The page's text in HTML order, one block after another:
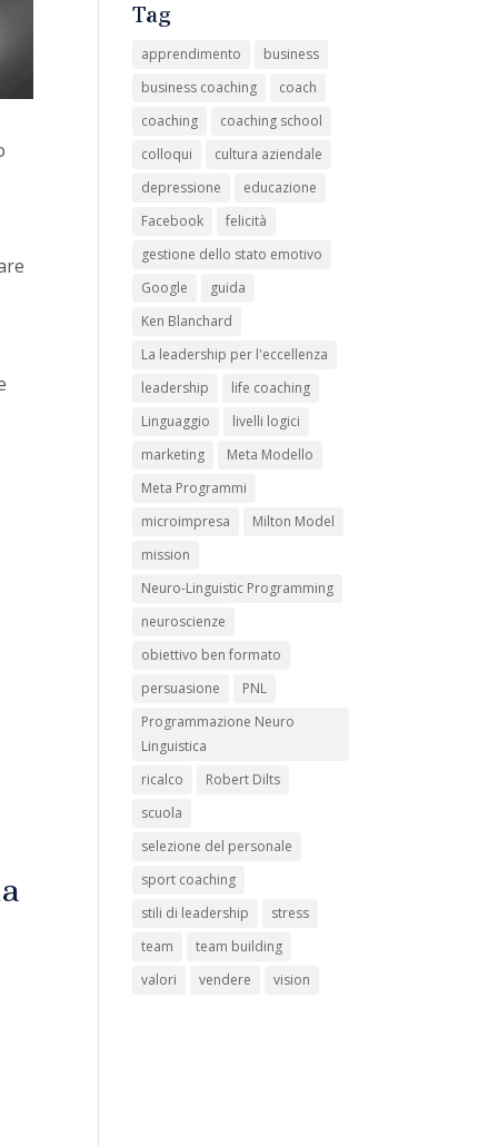
Tag
apprendimento
business
business coaching
coach
coaching
coaching school
colloqui
cultura aziendale
depressione
educazione
Facebook
felicità
gestione dello stato emotivo
Google
guida
Ken Blanchard
La leadership per l'eccellenza
leadership
life coaching
Linguaggio
livelli logici
marketing
Meta Modello
Meta Programmi
microimpresa
Milton Model
mission
Neuro-Linguistic Programming
neuroscienze
obiettivo ben formato
persuasione
PNL
Programmazione Neuro
Linguistica
ricalco
Robert Dilts
scuola
selezione del personale
sport coaching
stili di leadership
stress
team
team building
valori
vendere vision